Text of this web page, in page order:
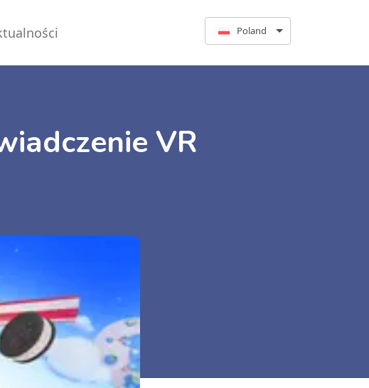
Poland
VR